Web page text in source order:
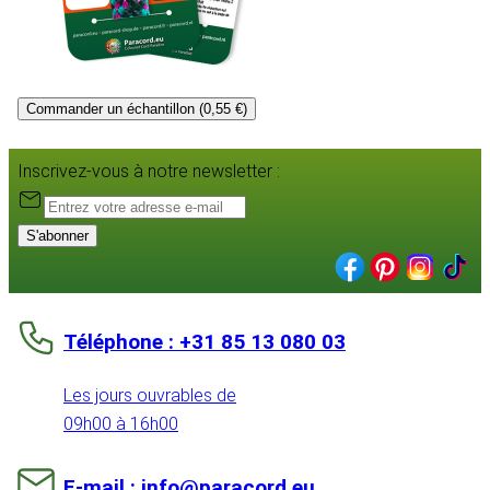
Commander un échantillon (0,55 €)
Inscrivez-vous à notre newsletter :
S'abonner
Téléphone : +31 85 13 080 03
Les jours ouvrables de
09h00 à 16h00